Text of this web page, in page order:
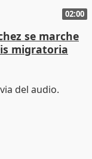
02:00
se marche
migratoria